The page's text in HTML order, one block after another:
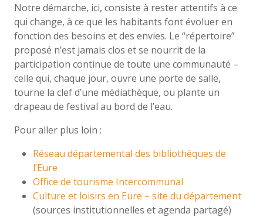
Notre démarche, ici, consiste à rester attentifs à ce
qui change, à ce que les habitants font évoluer en
fonction des besoins et des envies. Le “répertoire”
proposé n’est jamais clos et se nourrit de la
participation continue de toute une communauté –
celle qui, chaque jour, ouvre une porte de salle,
tourne la clef d’une médiathèque, ou plante un
drapeau de festival au bord de l’eau.
Pour aller plus loin :
Réseau départemental des bibliothèques de
l’Eure
Office de tourisme Intercommunal
Culture et loisirs en Eure – site du département
(sources institutionnelles et agenda partagé)